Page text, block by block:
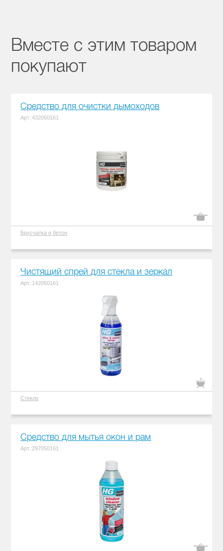
Вместе с этим товаром
покупают
Средство для очистки дымоходов
Арт.:432050161
Брусчатка и бетон
Чистящий спрей для стекла и зеркал
Арт.:142050161
Стекло
Средство для мытья окон и рам
Арт.:297050161